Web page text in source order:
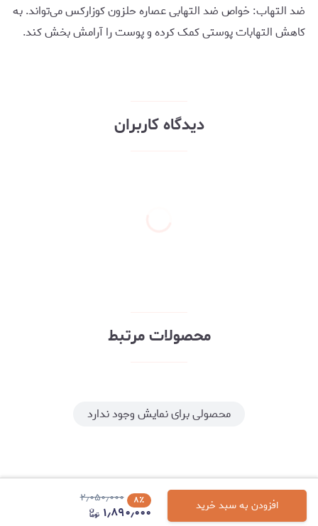
افزودن به سبد خرید ۸٪ ۲٫۰۵۰٫۰۰۰
۱٫۸۹۰٫۰۰۰
ضد التهاب: خواص ضد التهابی عصاره حلزون کوزارکس می‌تواند. به
کاهش التهابات پوستی کمک کرده و پوست را آرامش بخش کند.
دیدگاه کاربران
محصولات مرتبط
محصولی برای نمایش وجود ندارد